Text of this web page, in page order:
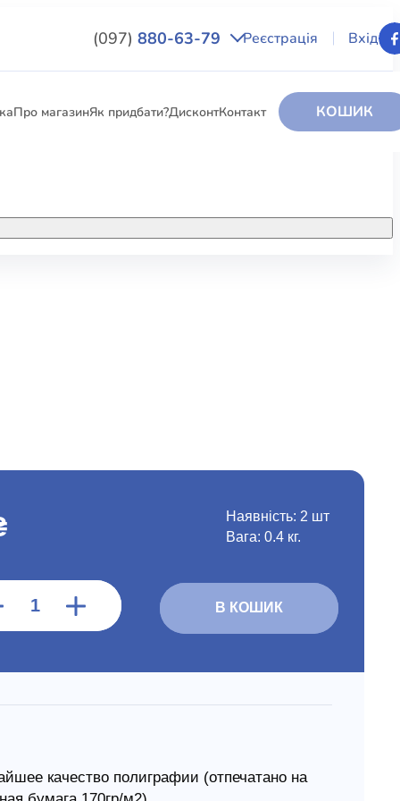
(097) 880-63-79 Реєстрація Вхід
Про магазинЯк придбати?ДисконтКонтакт КОШИК
Наявність: 2 шт
Вага: 0.4 кг.
В КОШИК
качество полиграфии (отпечатано на